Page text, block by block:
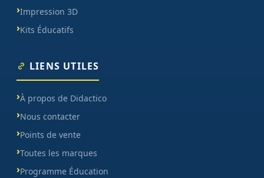
Impression 3D
Kits Éducatifs
LIENS UTILES
À propos de Didactico
Nous contacter
Points de vente
Toutes les marques
Programme Éducation